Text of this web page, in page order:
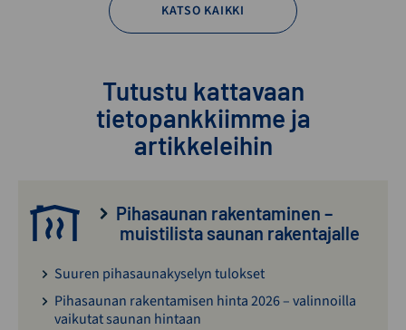
KATSO KAIKKI
Tutustu kattavaan
tietopankkiimme ja
artikkeleihin
Pihasaunan rakentaminen –
muistilista saunan rakentajalle
Suuren pihasaunakyselyn tulokset
Pihasaunan rakentamisen hinta 2026 – valinnoilla
vaikutat saunan hintaan